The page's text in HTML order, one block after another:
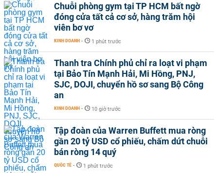
Chuỗi phòng gym tại TP HCM bất ngờ
đóng cửa tất cả cơ sở, hàng trăm hội
viên bơ vơ
KINH DOANH - 1 phút trước
Thanh tra Chính phủ chỉ ra loạt vi phạm
tại Bảo Tín Mạnh Hải, Mi Hồng, PNJ,
SJC, DOJI, chuyển hồ sơ sang Bộ Công
an
KINH DOANH - 10 giờ trước
Tập đoàn của Warren Buffett mua ròng
gần 20 tỷ USD cổ phiếu, chấm dứt chuỗi
bán ròng 14 quý
QUỐC TẾ - 1 phút trước